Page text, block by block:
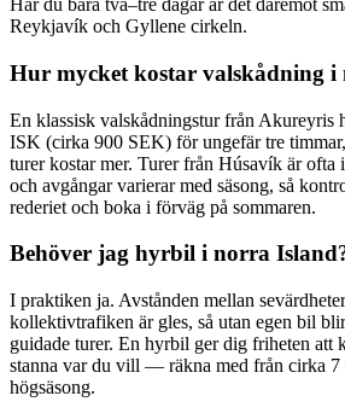
Har du bara två–tre dagar är det däremot
Reykjavík och Gyllene cirkeln.
Hur mycket kostar valskådning i
En klassisk valskådningstur från Akureyris
ISK (cirka 900 SEK) för ungefär tre
turer kostar mer. Turer från Húsavík är ofta
och avgångar varierar med säsong, så
rederiet och boka i förväg på sommaren.
Behöver jag hyrbil i norra
I praktiken ja. Avstånden mellan
kollektivtrafiken är gles, så utan egen bil
guidade turer. En hyrbil ger dig friheten att
stanna var du vill — räkna med från cirka 7
högsäsong.